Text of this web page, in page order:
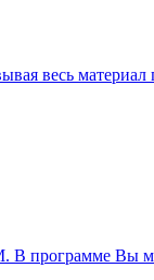
весь
программе Вы